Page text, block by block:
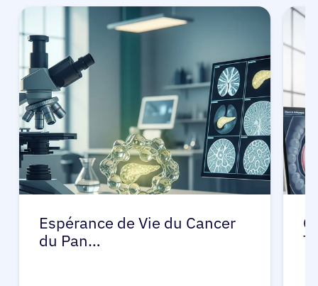
Espérance de Vie du Cancer
du Pan…